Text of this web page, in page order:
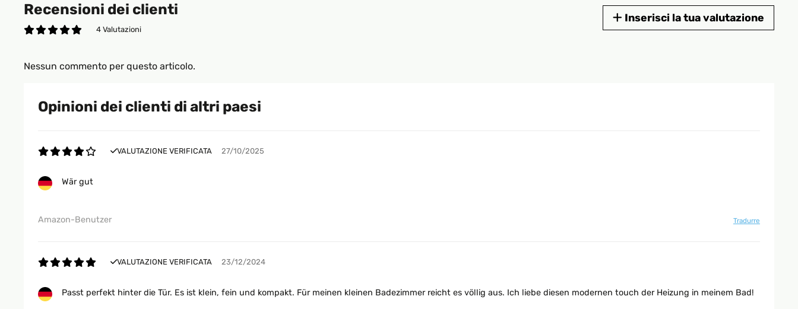
Recensioni dei clienti
4 Valutazioni
Inserisci la tua valutazione
Nessun commento per questo articolo.
Opinioni dei clienti di altri paesi
VALUTAZIONE VERIFICATA 27/10/2025
Wär gut
Amazon-Benutzer Tradurre
VALUTAZIONE VERIFICATA 23/12/2024
Passt perfekt hinter die Tür. Es ist klein, fein und kompakt. Für meinen kleinen Badezimmer reicht es völlig aus. Ich liebe diesen modernen touch der Heizung in meinem Bad!